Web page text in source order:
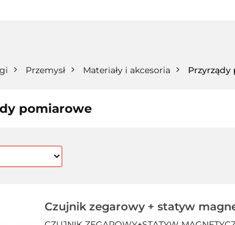
Przemysł Materiały i akcesoria
pomiarowe
Czujnik zegarowy + statyw
końcówki Kraft&Dele KD11291